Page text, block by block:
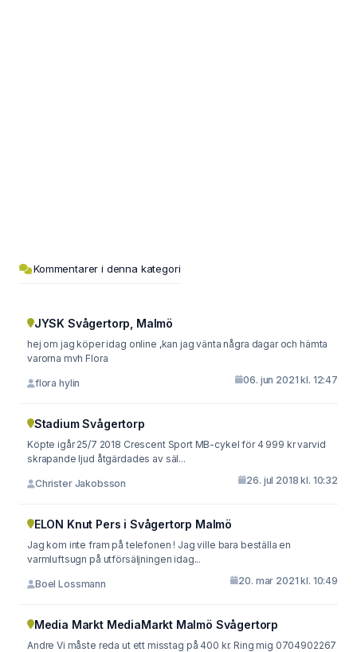
Kommentarer i denna kategori
JYSK Svågertorp, Malmö
hej om jag köper idag online ,kan jag vänta några dagar och hämta
varorna mvh Flora
flora hylin 06. jun 2021 kl. 12:47
Stadium Svågertorp
Köpte igår 25/7 2018 Crescent Sport MB-cykel för 4 999 kr varvid
skrapande ljud åtgärdades av säl...
Christer Jakobsson 26. jul 2018 kl. 10:32
ELON Knut Pers i Svågertorp Malmö
Jag kom inte fram på telefonen ! Jag ville bara beställa en
varmluftsugn på utförsäljningen idag...
Boel Lossmann 20. mar 2021 kl. 10:49
Media Markt MediaMarkt Malmö Svågertorp
Andre Vi måste reda ut ett misstag på 400 kr. Ring mig 0704902267